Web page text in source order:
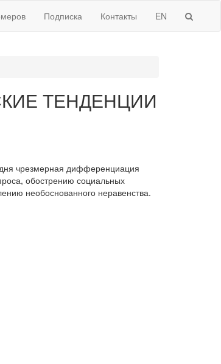
Подписка Контакты EN
ТЕНДЕНЦИИ
чрезмерная дифференциация
обострению социальных
необоснованного неравенства.